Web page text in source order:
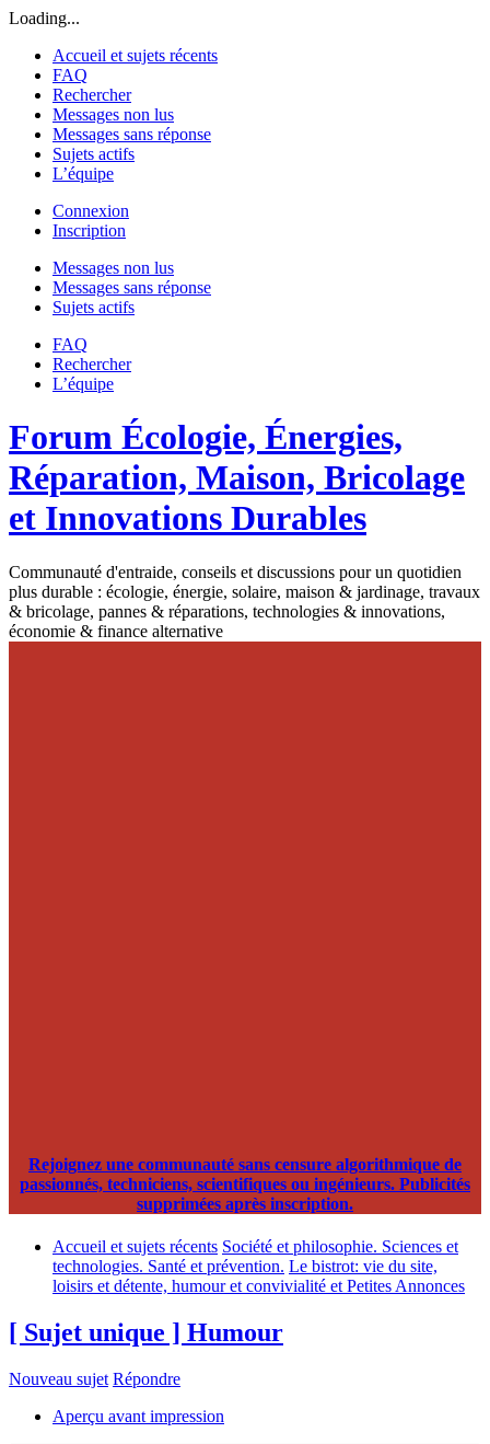
Loading...
Accueil et sujets récents
FAQ
Rechercher
Messages non lus
Messages sans réponse
Sujets actifs
L’équipe
Connexion
Inscription
Messages non lus
Messages sans réponse
Sujets actifs
FAQ
Rechercher
L’équipe
Forum Écologie, Énergies,
Réparation, Maison, Bricolage
et Innovations Durables
Communauté d'entraide, conseils et discussions pour un quotidien
plus durable : écologie, énergie, solaire, maison & jardinage, travaux
& bricolage, pannes & réparations, technologies & innovations,
économie & finance alternative
Rejoignez une communauté sans censure algorithmique de
passionnés, techniciens, scientifiques ou ingénieurs. Publicités
supprimées après inscription.
Accueil et sujets récents Société et philosophie. Sciences et
technologies. Santé et prévention. Le bistrot: vie du site,
loisirs et détente, humour et convivialité et Petites Annonces
[ Sujet unique ] Humour
Nouveau sujet Répondre
Aperçu avant impression